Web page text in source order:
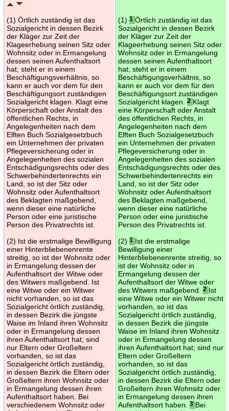
(1) Örtlich zuständig ist das
Sozialgericht in dessen Bezirk
der Kläger zur Zeit der
Klageerhebung seinen Sitz oder
Wohnsitz oder in Ermangelung
dessen seinen Aufenthaltsort
hat; steht er in einem
Beschäftigungsverhältnis, so
kann er auch vor dem für den
Beschäftigungsort zuständigen
Sozialgericht klagen. Klagt eine
Körperschaft oder Anstalt des
öffentlichen Rechts, in
Angelegenheiten nach dem
Elften Buch Sozialgesetzbuch
ein Unternehmen der privaten
Pflegeversicherung oder in
Angelegenheiten des sozialen
Entschädigungsrechts oder des
Schwerbehindertenrechts ein
Land, so ist der Sitz oder
Wohnsitz oder Aufenthaltsort
des Beklagten maßgebend,
wenn dieser eine natürliche
Person oder eine juristische
Person des Privatrechts ist.
(2) Ist die erstmalige Bewilligung
einer Hinterbliebenenrente
streitig, so ist der Wohnsitz oder
in Ermangelung dessen der
Aufenthaltsort der Witwe oder
des Witwers maßgebend. Ist
eine Witwe oder ein Witwer
nicht vorhanden, so ist das
Sozialgericht örtlich zuständig,
in dessen Bezirk die jüngste
Waise im Inland ihren Wohnsitz
oder in Ermangelung dessen
ihren Aufenthaltsort hat; sind
nur Eltern oder Großeltern
vorhanden, so ist das
Sozialgericht örtlich zuständig,
in dessen Bezirk die Eltern oder
Großeltern ihren Wohnsitz oder
in Ermangelung dessen ihren
Aufenthaltsort haben. Bei
verschiedenem Wohnsitz oder
(1) 1 Örtlich zuständig ist das
Sozialgericht in dessen Bezirk
der Kläger zur Zeit der
Klageerhebung seinen Sitz oder
Wohnsitz oder in Ermangelung
dessen seinen Aufenthaltsort
hat; steht er in einem
Beschäftigungsverhältnis, so
kann er auch vor dem für den
Beschäftigungsort zuständigen
Sozialgericht klagen.
2 Klagt
eine Körperschaft oder Anstalt
des öffentlichen Rechts, in
Angelegenheiten nach dem
Elften Buch Sozialgesetzbuch
ein Unternehmen der privaten
Pflegeversicherung oder in
Angelegenheiten des sozialen
Entschädigungsrechts oder des
Schwerbehindertenrechts ein
Land, so ist der Sitz oder
Wohnsitz oder Aufenthaltsort
des Beklagten maßgebend,
wenn dieser eine natürliche
Person oder eine juristische
Person des Privatrechts ist.
(2) 1 Ist die erstmalige
Bewilligung einer
Hinterbliebenenrente streitig, so
ist der Wohnsitz oder in
Ermangelung dessen der
Aufenthaltsort der Witwe oder
des Witwers maßgebend.
2 Ist
eine Witwe oder ein Witwer nicht
vorhanden, so ist das
Sozialgericht örtlich zuständig,
in dessen Bezirk die jüngste
Waise im Inland ihren Wohnsitz
oder in Ermangelung dessen
ihren Aufenthaltsort hat; sind nur
Eltern oder Großeltern
vorhanden, so ist das
Sozialgericht örtlich zuständig,
in dessen Bezirk die Eltern oder
Großeltern ihren Wohnsitz oder
in Ermangelung dessen ihren
Aufenthaltsort haben.
3 Bei